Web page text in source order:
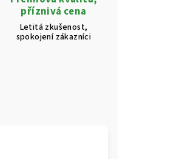
příznivá cena
Letitá zkušenost,
spokojení zákazníci